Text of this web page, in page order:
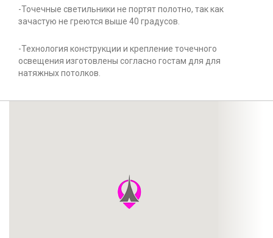
-Точечные светильники не портят полотно, так как
зачастую не греются выше 40 градусов.
-Технология конструкции и крепление точечного
освещения изготовлены согласно гостам для для
натяжных потолков.